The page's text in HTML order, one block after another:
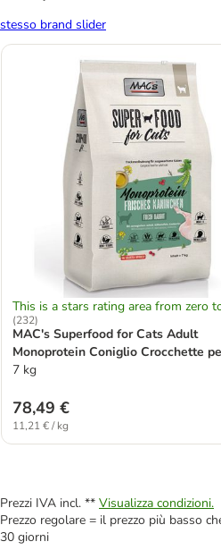
stesso brand slider
This is a stars rating area from zero
(232)
MAC's Superfood for Cats Adult
Monoprotein Coniglio Crocchette
gatti
7 kg
78,49 €
11,21 € / kg
Prezzi IVA incl. ** Visualizza condizioni.
Prezzo regolare = il prezzo più basso
30 giorni